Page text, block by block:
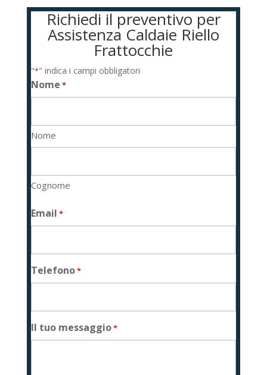
Richiedi il preventivo per
Assistenza Caldaie Riello
Frattocchie
"*" indica i campi obbligatori
Nome *
Nome
Cognome
Email *
Telefono*
Il tuo messaggio*